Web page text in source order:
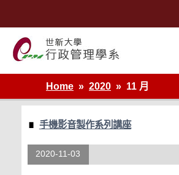
世新大學行政管理學系網站
Home
2020 11 月
手機影音製作系列講座
2020-11-03